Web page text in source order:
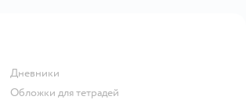
Дневники
Обложки для тетрадей